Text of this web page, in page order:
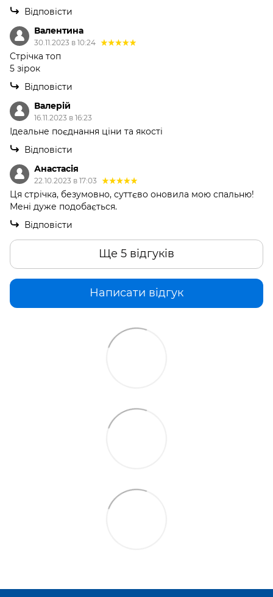
Відповісти
Валентина
30.11.2023 в 10:24
Cтрічка топ
5 зірок
Відповісти
Валерій
16.11.2023 в 16:23
Ідеальне поєднання ціни та якості
Відповісти
Анастасія
22.10.2023 в 17:03
Ця стрічка, безумовно, суттєво оновила мою спальню!
Мені дуже подобається.
Відповісти
Ще 5 відгуків
Написати відгук